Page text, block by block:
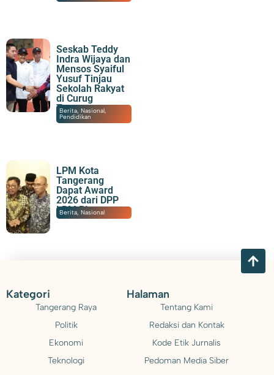
Seskab Teddy
Indra Wijaya dan
Mensos Syaiful
Yusuf Tinjau
Sekolah Rakyat
di Curug
Tangerang
08/08/2026|19:57
Berita,Nasional,
Pendidikan
LPM Kota
Tangerang
Dapat Award
2026 dari DPP
LPM RI
08/08/2026|17:40
Berita,Nasional
Kategori
Tangerang Raya
Politik
Ekonomi
Teknologi
Halaman
Tentang Kami
Redaksi dan Kontak
Kode Etik Jurnalis
Pedoman Media Siber